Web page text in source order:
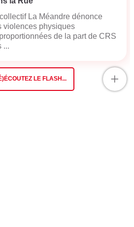
La Méandre dénonce
violences physiques
de la part de CRS
...
LE FLASH... +